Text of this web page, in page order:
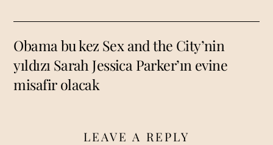
Obama bu kez Sex and the City’nin
yıldızı Sarah Jessica Parker’ın evine
misafir olacak
LEAVE A REPLY